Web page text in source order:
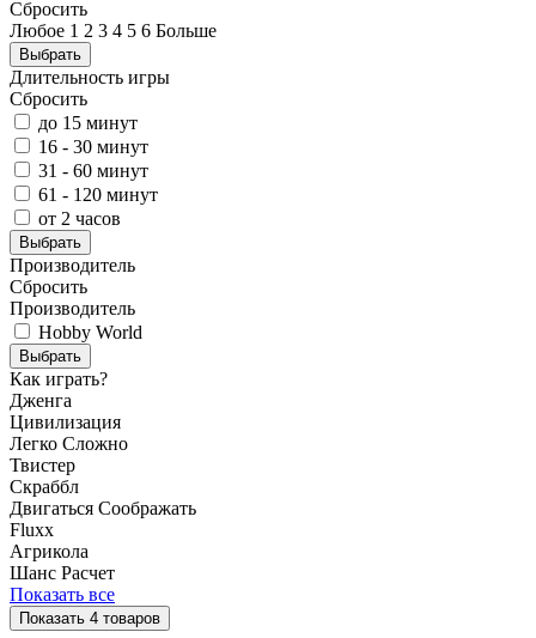
Сбросить
Любое 1 2 3 4 5 6 Больше
Выбрать
Длительность игры
Сбросить
до 15 минут
16 - 30 минут
31 - 60 минут
61 - 120 минут
от 2 часов
Выбрать
Производитель
Сбросить
Производитель
Hobby World
Выбрать
Как играть?
Дженга
Цивилизация
Легко Сложно
Твистер
Скраббл
Двигаться Соображать
Fluxx
Агрикола
Шанс Расчет
Показать все
Показать 4 товаров